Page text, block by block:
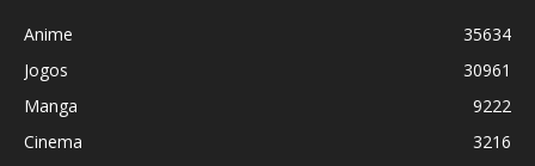
Anime
35634
Jogos
30961
Manga
9222
Cinema
3216